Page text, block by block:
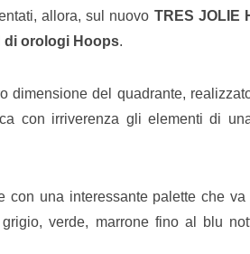
allora, sul nuovo TRES JOLIE
di orologi Hoops.
dimensione del quadrante,
con irriverenza gli elementi di
una interessante palette che
verde, marrone fino al blu